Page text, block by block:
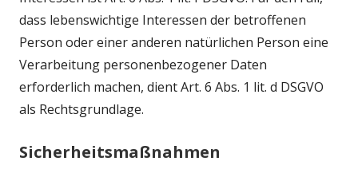
dass lebenswichtige Interessen der betroffenen
Person oder einer anderen natürlichen Person eine
Verarbeitung personenbezogener Daten
erforderlich machen, dient Art. 6 Abs. 1 lit. d DSGVO
als Rechtsgrundlage.
Sicherheitsmaßnahmen